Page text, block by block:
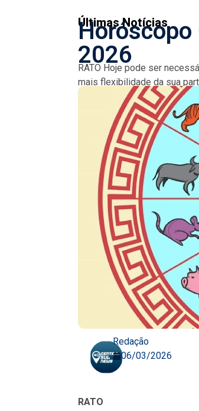
Últimas Notícias
Horóscopo
2026
RATO Hoje pode ser
mais flexibilidade da sua
Redação
06/03/2026
RATO